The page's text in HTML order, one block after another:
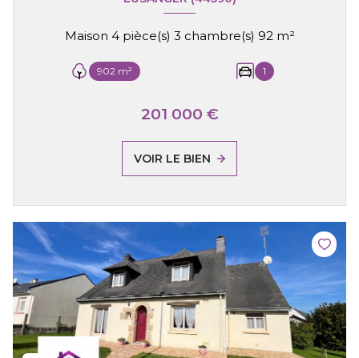
Maison 4 pièce(s) 3 chambre(s) 92 m²
902 m² 1
201 000 €
VOIR LE BIEN